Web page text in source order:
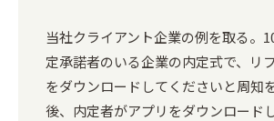
当社クライアント企業の例を取る。
定承諾者のいる企業の内定式で、リ
をダウンロードしてくださいと周知
後、内定者がアプリをダウンロード